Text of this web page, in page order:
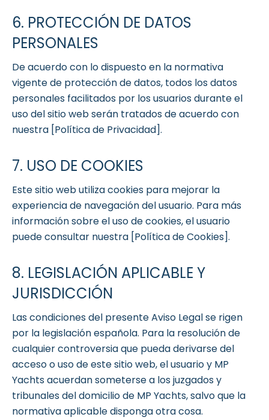
6. PROTECCIÓN DE DATOS
PERSONALES
De acuerdo con lo dispuesto en la normativa
vigente de protección de datos, todos los datos
personales facilitados por los usuarios durante el
uso del sitio web serán tratados de acuerdo con
nuestra [Política de Privacidad].
7. USO DE COOKIES
Este sitio web utiliza cookies para mejorar la
experiencia de navegación del usuario. Para más
información sobre el uso de cookies, el usuario
puede consultar nuestra [Política de Cookies].
8. LEGISLACIÓN APLICABLE Y
JURISDICCIÓN
Las condiciones del presente Aviso Legal se rigen
por la legislación española. Para la resolución de
cualquier controversia que pueda derivarse del
acceso o uso de este sitio web, el usuario y MP
Yachts acuerdan someterse a los juzgados y
tribunales del domicilio de MP Yachts, salvo que la
normativa aplicable disponga otra cosa.